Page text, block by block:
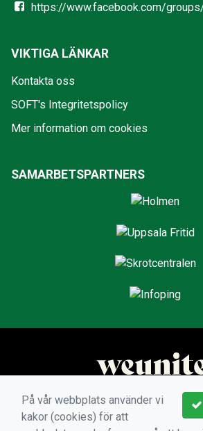
https://www.facebook.com/
VIKTIGA LÄNKAR
Kontakta oss
SOFT's Integritetspolicy
Mer information om cookies
SAMARBETSPARTNERS
På vår webbplats använder vi
kakor (cookies) för att